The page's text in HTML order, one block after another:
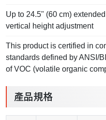
Up to 24.5" (60 cm)
vertical height adjustment
This product is certified in
standards defined by ANSI/
of VOC (volatile organic
產品規格